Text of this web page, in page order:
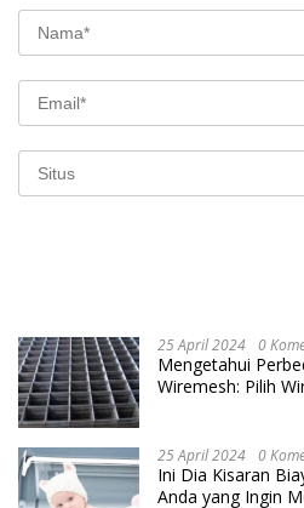
25 April 2024 0
Mengetahui
Wiremesh: Pilih
25 April 2024 0
Ini Dia Kisaran
Anda yang Ingin